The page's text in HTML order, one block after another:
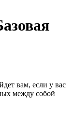
вам, если у вас
между собой